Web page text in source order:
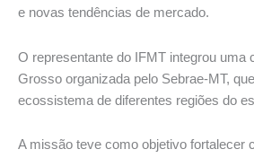
e novas tendências de mercado.
O representante do IFMT integrou uma
Grosso organizada pelo Sebrae-MT,
ecossistema de diferentes regiões do
A missão teve como objetivo fortalecer